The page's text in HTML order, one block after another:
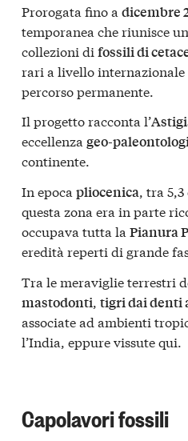
Prorogata fino a dicembre
temporanea che riunisce
collezioni di fossili di
rari a livello
percorso permanente.
Il progetto racconta l’
eccellenza geo-
continente.
In epoca pliocenica, tra
questa zona era in parte
occupava tutta la Pianura
eredità reperti di grande
Tra le meraviglie terrestri
mastodonti, tigri dai denti
associate ad ambienti
l’India, eppure vissute qui.
Capolavori fossili